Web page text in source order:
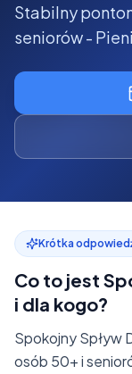
Stabilny
seniorów -
Krótka
Co to jest
i dla kogo?
Spokojny Spływ
osób 50+ i